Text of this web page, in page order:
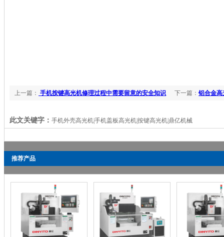
下一篇： 铝合金高
上一篇： 手机按键高光机修理过程中需要留意的安全知识
此文关键字： 手机外壳高光机|手机盖板高光机|按键高光机|鼎亿机械
推荐产品